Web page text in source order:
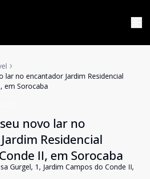
lar no encantador Jardim Residencial
em Sorocaba
novo lar no
Residencial
II, em Sorocaba
Gurgel, 1, Jardim Campos do Conde II,